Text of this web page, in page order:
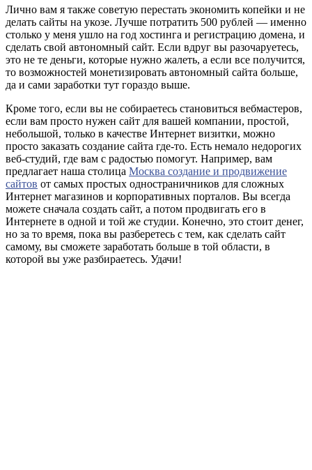
Лично вам я также советую перестать экономить копейки и не
делать сайты на укозе. Лучше потратить 500 рублей — именно
столько у меня ушло на год хостинга и регистрацию домена, и
сделать свой автономный сайт. Если вдруг вы разочаруетесь,
это не те деньги, которые нужно жалеть, а если все получится,
то возможностей монетизировать автономный сайта больше,
да и сами заработки тут гораздо выше.
Кроме того, если вы не собираетесь становиться вебмастеров,
если вам просто нужен сайт для вашей компании, простой,
небольшой, только в качестве Интернет визитки, можно
просто заказать создание сайта где-то. Есть немало недорогих
веб-студий, где вам с радостью помогут. Например, вам
предлагает наша столица Москва создание и продвижение
сайтов от самых простых одностраничников для сложных
Интернет магазинов и корпоративных порталов. Вы всегда
можете сначала создать сайт, а потом продвигать его в
Интернете в одной и той же студии. Конечно, это стоит денег,
но за то время, пока вы разберетесь с тем, как сделать сайт
самому, вы сможете заработать больше в той области, в
которой вы уже разбираетесь. Удачи!